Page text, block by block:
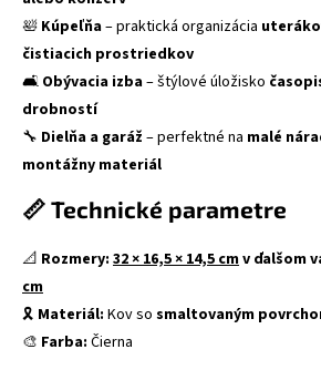
🛀 Kúpeľňa– praktická organizácia
čistiacich prostriedkov
🛋 Obývacia izba– štýlové úložisko
drobností
🔧 Dielňa a garáž – perfektné na malé
montážny materiál
📏 Technické parametre
📐 Rozmery: 32 × 16,5 × 14,5 cmv ďalšom
cm
🎗 Materiál: Kov so smaltovaným
🎨 Farba: Čierna